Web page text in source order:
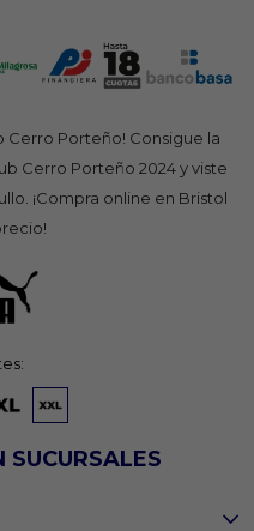
Cerro Porteño! Consigue la
Cerro Porteño 2024 y viste
¡Compra online en Bristol
SUCURSALES